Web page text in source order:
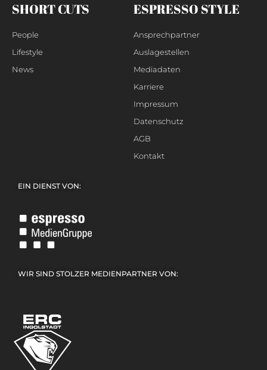
SHORT CUTS
People
Lifestyle
News
ESPRESSO STYLE
Ansprechpartner
Auslagestellen
Mediadaten
Karriere
Impressum
Datenschutz
AGB
Kontakt
EIN DIENST VON:
WIR SIND STOLZER MEDIENPARTNER VON: